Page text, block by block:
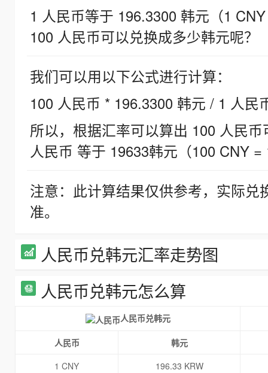
1 人民币等于 196.3300 韩元（1
100 人民币可以兑换成多少韩元呢？
我们可以用以下公式进行计算：
100 人民币 * 196.3300 韩元 / 1 人民
所以，根据汇率可以算出 100 人民
人民币 等于 19633韩元（100 CNY =
注意：此计算结果仅供参考，实际
准。
人民币兑韩元汇率走势图
人民币兑韩元怎么算
人民币兑韩元
人民币
韩元
1 CNY
196.33 KRW